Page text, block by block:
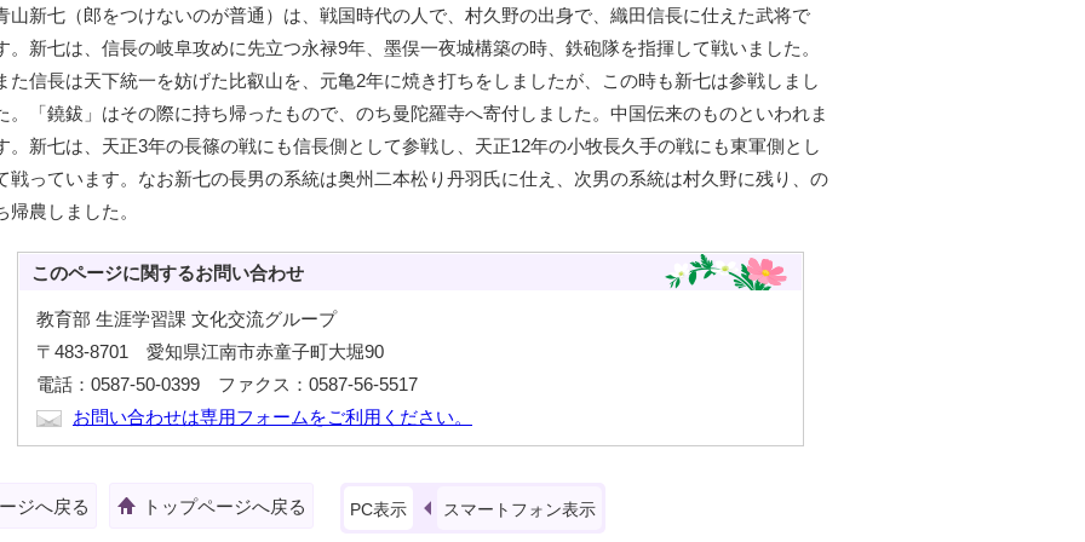
山新七（郎をつけないのが普通）は、戦国時代の人で、村久野の出身で、織田信長に仕えた武将で
。新七は、信長の岐阜攻めに先立つ永禄9年、墨俣一夜城構築の時、鉄砲隊を指揮して戦いました。
た信長は天下統一を妨げた比叡山を、元亀2年に焼き打ちをしましたが、この時も新七は参戦しまし
。「鐃鈸」はその際に持ち帰ったもので、のち曼陀羅寺へ寄付しました。中国伝来のものといわれま
。新七は、天正3年の長篠の戦にも信長側として参戦し、天正12年の小牧長久手の戦にも東軍側とし
戦っています。なお新七の長男の系統は奥州二本松り丹羽氏に仕え、次男の系統は村久野に残り、の
帰農しました。
このページに関するお問い合わせ
教育部 生涯学習課 文化交流グループ
〒483-8701 愛知県江南市赤童子町大堀90
電話：0587-50-0399 ファクス：0587-56-5517
お問い合わせは専用フォームをご利用ください。
ジへ戻る トップページへ戻る PC表示 スマートフォン表示